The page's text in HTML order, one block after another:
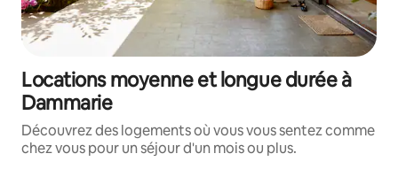
Locations moyenne et longue durée à
Dammarie
Découvrez des logements où vous vous sentez comme
chez vous pour un séjour d'un mois ou plus.